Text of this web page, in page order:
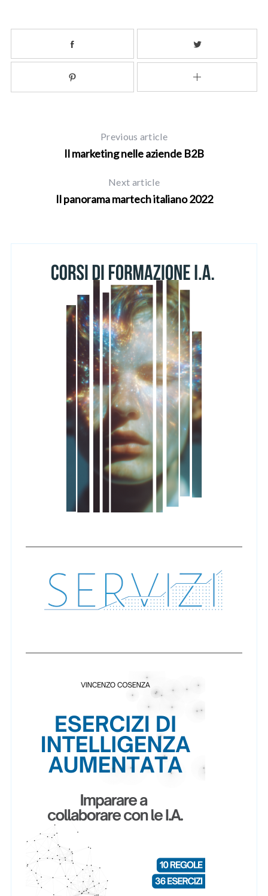
Previous article
Il marketing nelle aziende B2B
Next article
Il panorama martech italiano 2022